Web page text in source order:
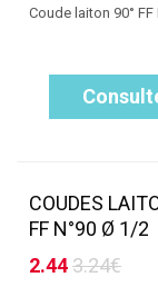
Coude laiton 90° FF
COUDES
FF N°90 Ø 1/2
2.443.24€